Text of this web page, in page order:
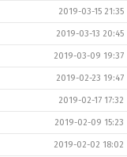
2019-03-15 21:35
2019-03-13 20:45
2019-03-09 19:37
2019-02-23 19:47
2019-02-17 17:32
2019-02-09 15:23
2019-02-02 18:02